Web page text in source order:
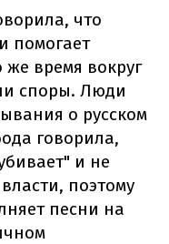
что
помогает
время вокруг
споры. Люди
о русском
говорила,
и не
поэтому
песни на